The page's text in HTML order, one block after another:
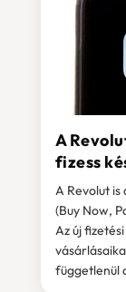
A
fizess
A Revolut is
(Buy Now,
Az új
függetlenül